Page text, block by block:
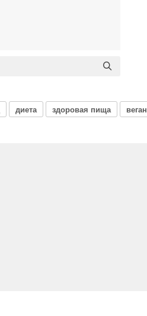
диета здоровая пища веган